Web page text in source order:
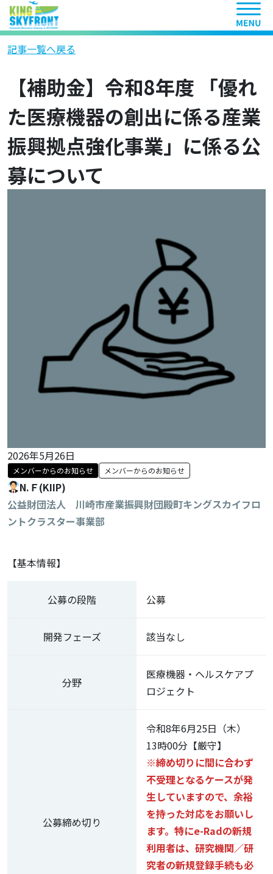
ヘッ
記事一覧へ戻る
【補助金】令和8年度 「優れ
た医療機器の創出に係る産業
振興拠点強化事業」に係る公
募について
2026年5月26日
メンバーからのお知らせ メンバーからのお知らせ
N.Ｆ(KIIP)
公益財団法人 川崎市産業振興財団殿町キングスカイフロ
ントクラスター事業部
【基本情報】
公募の段階 公募
開発フェーズ 該当なし
分野
医療機器・ヘルスケアプ
ロジェクト
公募締め切り
令和8年6月25日（木）
13時00分【厳守】
※締め切りに間に合わず
不受理となるケースが発
生していますので、余裕
を持った対応をお願いし
ます。特にe-Radの新規
利用者は、研究機関／研
究者の新規登録手続も必